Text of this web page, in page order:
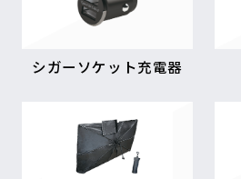
シガーソケット充電器